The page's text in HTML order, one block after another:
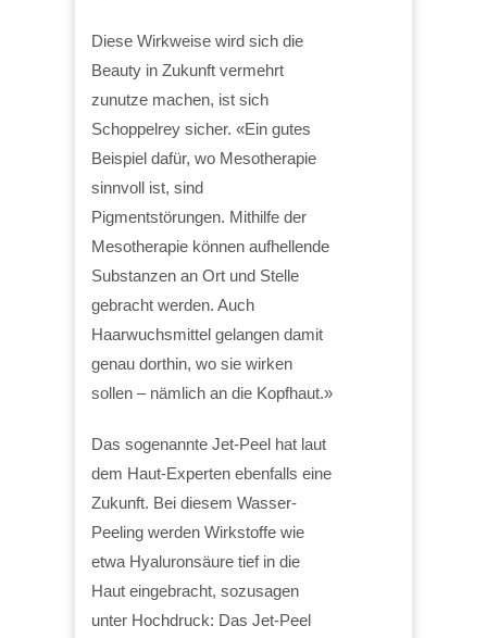
Diese Wirkweise wird sich die
Beauty in Zukunft vermehrt
zunutze machen, ist sich
Schoppelrey sicher. «Ein gutes
Beispiel dafür, wo Mesotherapie
sinnvoll ist, sind
Pigmentstörungen. Mithilfe der
Mesotherapie können aufhellende
Substanzen an Ort und Stelle
gebracht werden. Auch
Haarwuchsmittel gelangen damit
genau dorthin, wo sie wirken
sollen – nämlich an die Kopfhaut.»
Das sogenannte Jet-Peel hat laut
dem Haut-Experten ebenfalls eine
Zukunft. Bei diesem Wasser-
Peeling werden Wirkstoffe wie
etwa Hyaluronsäure tief in die
Haut eingebracht, sozusagen
unter Hochdruck: Das Jet-Peel